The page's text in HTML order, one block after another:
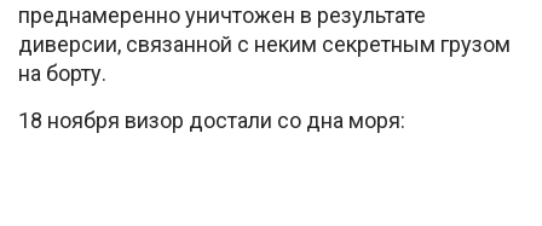
преднамеренно уничтожен в результате
диверсии, связанной с неким секретным грузом
на борту.
18 ноября визор достали со дна моря: